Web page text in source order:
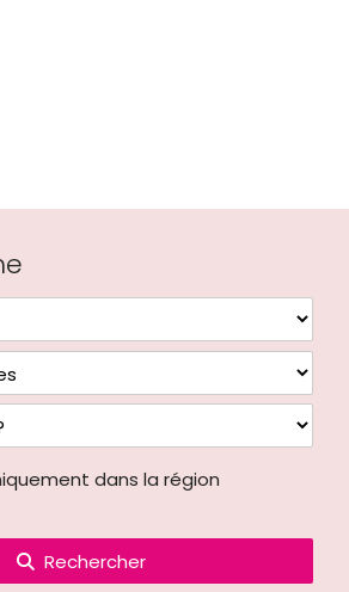
dans la région
Rechercher